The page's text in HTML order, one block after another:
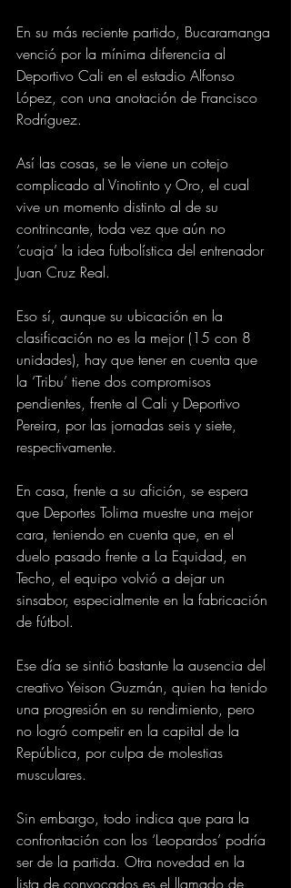
En su más reciente partido, Bucaramanga
venció por la mínima diferencia al
Deportivo Cali en el estadio Alfonso
López, con una anotación de Francisco
Rodríguez.
Así las cosas, se le viene un cotejo
complicado al Vinotinto y Oro, el cual
vive un momento distinto al de su
contrincante, toda vez que aún no
‘cuaja’ la idea futbolística del entrenador
Juan Cruz Real.
Eso sí, aunque su ubicación en la
clasificación no es la mejor (15 con 8
unidades), hay que tener en cuenta que
la ‘Tribu’ tiene dos compromisos
pendientes, frente al Cali y Deportivo
Pereira, por las jornadas seis y siete,
respectivamente.
En casa, frente a su afición, se espera
que Deportes Tolima muestre una mejor
cara, teniendo en cuenta que, en el
duelo pasado frente a La Equidad, en
Techo, el equipo volvió a dejar un
sinsabor, especialmente en la fabricación
de fútbol.
Ese día se sintió bastante la ausencia del
creativo Yeison Guzmán, quien ha tenido
una progresión en su rendimiento, pero
no logró competir en la capital de la
República, por culpa de molestias
musculares.
Sin embargo, todo indica que para la
confrontación con los ‘Leopardos’ podría
ser de la partida. Otra novedad en la
lista de convocados es el llamado de